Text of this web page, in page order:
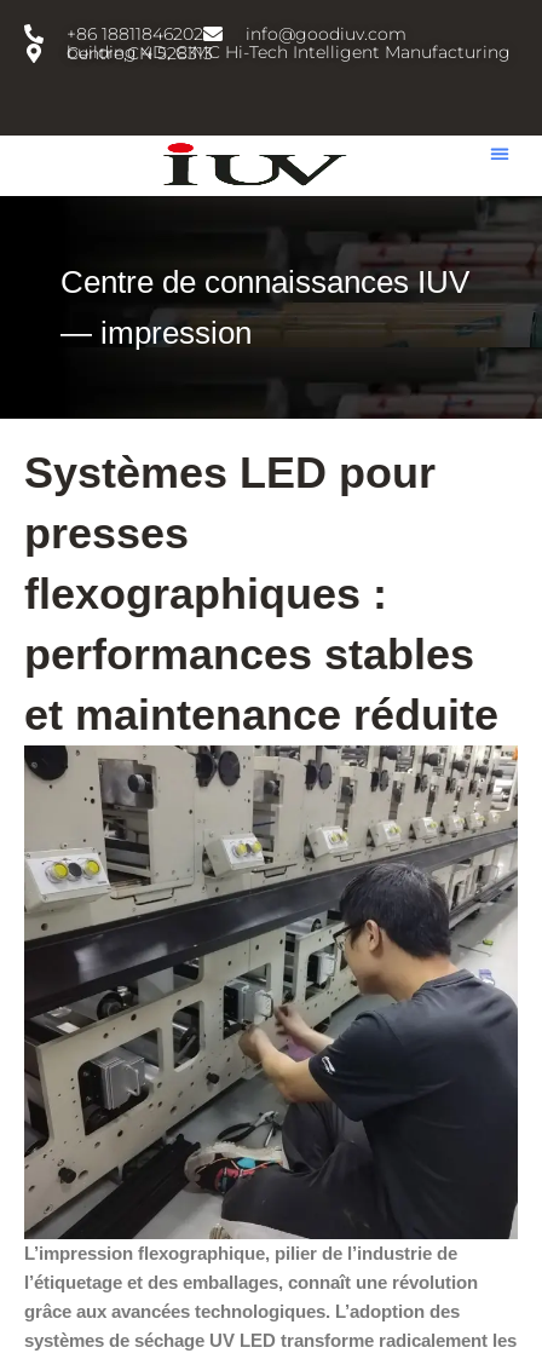
+86 18811846202
info@goodiuv.com
building 4D, CIMC Hi-Tech Intelligent Manufacturing Centre,CN 528313
Centre de connaissances IUV
— impression
Systèmes LED pour
presses
flexographiques :
performances stables
et maintenance réduite
L’impression flexographique, pilier de l’industrie de
l’étiquetage et des emballages, connaît une révolution
grâce aux avancées technologiques. L’adoption des
systèmes de séchage UV LED transforme radicalement les